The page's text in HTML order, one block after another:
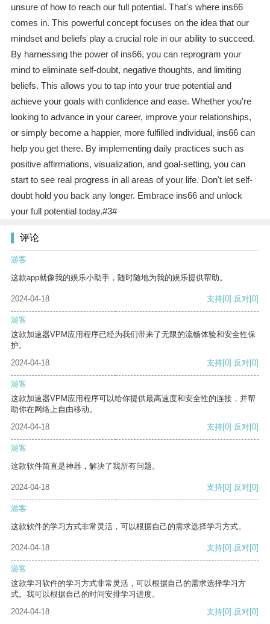
unsure of how to reach our full potential. That's where ins66
comes in. This powerful concept focuses on the idea that our
mindset and beliefs play a crucial role in our ability to succeed.
By harnessing the power of ins66, you can reprogram your
mind to eliminate self-doubt, negative thoughts, and limiting
beliefs. This allows you to tap into your true potential and
achieve your goals with confidence and ease. Whether you're
looking to advance in your career, improve your relationships,
or simply become a happier, more fulfilled individual, ins66 can
help you get there. By implementing daily practices such as
positive affirmations, visualization, and goal-setting, you can
start to see real progress in all areas of your life. Don't let self-
doubt hold you back any longer. Embrace ins66 and unlock
your full potential today.#3#
评论
游客
这款app就像我的娱乐小助手，随时随地为我的娱乐提供帮助。
2024-04-18 支持[0] 反对[0]
游客
这款加速器VPM应用程序已经为我们带来了无限的流畅体验和安全性保
护。
2024-04-18
支持[0] 反对[0]
游客
这款加速器VPM应用程序可以给你提供最高速度和安全性的连接，并帮
助你在网络上自由移动。
2024-04-18
支持[0] 反对[0]
游客
这款软件简直是神器，解决了我所有问题。
2024-04-18 支持[0] 反对[0]
游客
这款软件的学习方式非常灵活，可以根据自己的需求选择学习方式。
2024-04-18 支持[0] 反对[0]
游客
这款学习软件的学习方式非常灵活，可以根据自己的需求选择学习方
式。我可以根据自己的时间安排学习进度。
2024-04-18
支持[0] 反对[0]